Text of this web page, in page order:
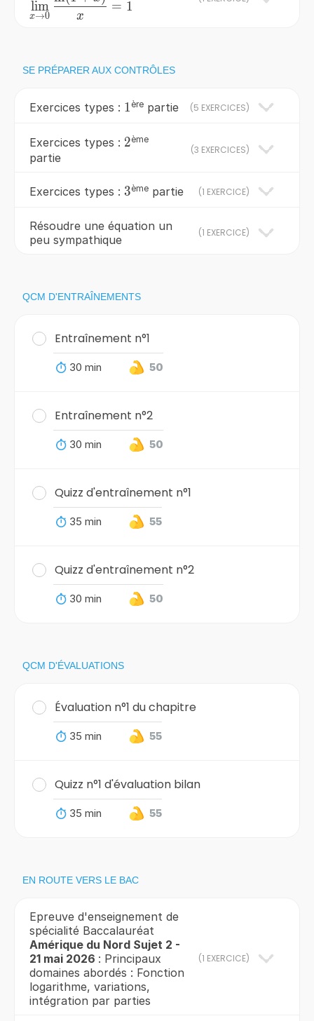
0} \frac{\ln
x→0
lim
x
= 1
SE PRÉPARER AUX CONTRÔLES
Exercices types : 1
1 ère partie (5 EXERCICES)
Exercices types : 2
2ème
partie
(3 EXERCICES)
Exercices types : 3
3ème partie (1 EXERCICE)
Résoudre une équation un
peu sympathique
(1 EXERCICE)
QCM D'ENTRAÎNEMENTS
Entraînement n°1
30 min 50
Entraînement n°2
30 min 50
Quizz d'entraînement n°1
35 min 55
Quizz d'entraînement n°2
30 min 50
QCM D'ÉVALUATIONS
Évaluation n°1 du chapitre
35 min 55
Quizz n°1 d'évaluation bilan
35 min 55
EN ROUTE VERS LE BAC
Epreuve d'enseignement de
spécialité Baccalauréat
Amérique du Nord Sujet 2 -
21 mai 2026 : Principaux
domaines abordés : Fonction
logarithme, variations,
intégration par parties
(1 EXERCICE)